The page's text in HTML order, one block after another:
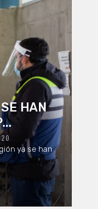
HAN
ya se han